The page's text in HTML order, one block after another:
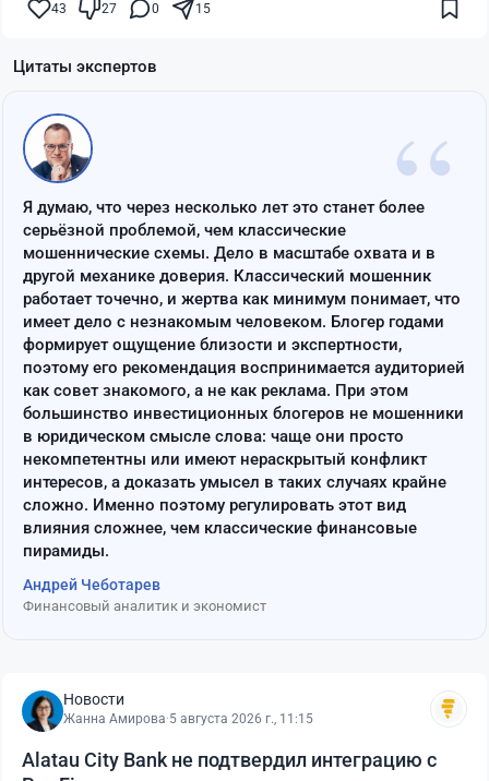
43 27 0 15
Цитаты экспертов
“
Я думаю, что через несколько лет это станет более
серьёзной проблемой, чем классические
мошеннические схемы. Дело в масштабе охвата и в
другой механике доверия. Классический мошенник
работает точечно, и жертва как минимум понимает, что
имеет дело с незнакомым человеком. Блогер годами
формирует ощущение близости и экспертности,
поэтому его рекомендация воспринимается аудиторией
как совет знакомого, а не как реклама. При этом
большинство инвестиционных блогеров не мошенники
в юридическом смысле слова: чаще они просто
некомпетентны или имеют нераскрытый конфликт
интересов, а доказать умысел в таких случаях крайне
сложно. Именно поэтому регулировать этот вид
влияния сложнее, чем классические финансовые
пирамиды.
Андрей Чеботарев
Финансовый аналитик и экономист
Новости
Жанна Амирова·5 августа 2026 г., 11:15
Alatau City Bank не подтвердил интеграцию с